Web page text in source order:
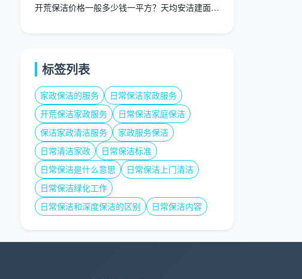
开荒保洁价格一般多少钱一平方？天均安洁建面一口价12-15元
标签列表
家政保洁的服务
日常保洁家政服务
开荒保洁家政服务
日常保洁家庭保洁
保洁家政清洁服务
家政服务保洁
日常清洁家政
日常保洁标准
日常保洁是什么意思
日常保洁上门清洁
日常保洁绿化工作
日常保洁和深度保洁的区别
日常保洁内容